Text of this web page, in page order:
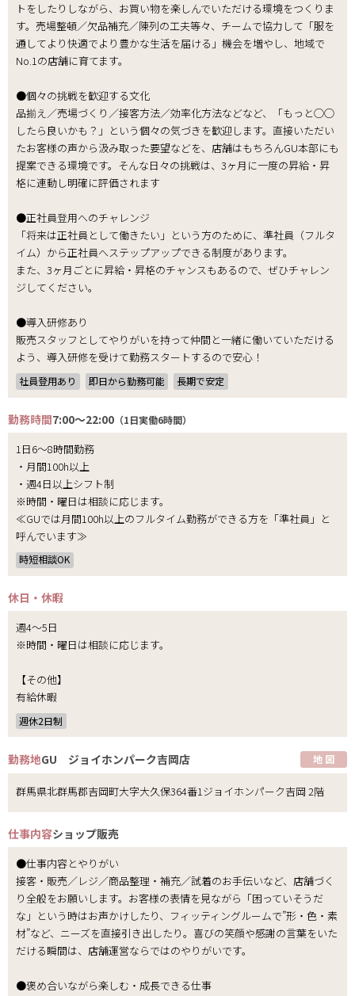
トをしたりしながら、お買い物を楽しんでいただける環境をつくりま
す。売場整頓／欠品補充／陳列の工夫等々、チームで協力して「服を
通してより快適でより豊かな生活を届ける」機会を増やし、地域で
No.1の店舗に育てます。
●個々の挑戦を歓迎する文化
品揃え／売場づくり／接客方法／効率化方法などなど、「もっと◯◯
したら良いかも？」という個々の気づきを歓迎します。直接いただい
たお客様の声から汲み取った要望などを、店舗はもちろんGU本部にも
提案できる環境です。そんな日々の挑戦は、3ヶ月に一度の昇給・昇
格に連動し明確に評価されます
●正社員登用へのチャレンジ
「将来は正社員として働きたい」という方のために、準社員（フルタ
イム）から正社員へステップアップできる制度があります。
また、3ヶ月ごとに昇給・昇格のチャンスもあるので、ぜひチャレン
ジしてください。
●導入研修あり
販売スタッフとしてやりがいを持って仲間と一緒に働いていただける
よう、導入研修を受けて勤務スタートするので安心！
社員登用あり 即日から勤務可能 長期で安定
勤務時間7:00～22:00 （1日実働6時間）
1日6～8時間勤務
・月間100h以上
・週4日以上シフト制
※時間・曜日は相談に応じます。
≪GUでは月間100h以上のフルタイム勤務ができる方を「準社員」と
呼んでいます≫
時短相談OK
休日・休暇
週4～5日
※時間・曜日は相談に応じます。
【その他】
有給休暇
週休2日制
勤務地GU ジョイホンパーク吉岡店 地 図
群馬県北群馬郡吉岡町大字大久保364番1ジョイホンパーク吉岡 2階
仕事内容ショップ販売
●仕事内容とやりがい
接客・販売／レジ／商品整理・補充／試着のお手伝いなど、店舗づく
り全般をお願いします。お客様の表情を見ながら「困っていそうだ
な」という時はお声かけしたり、フィッティングルームで”形・色・素
材”など、ニーズを直接引き出したり。喜びの笑顔や感謝の言葉をいた
だける瞬間は、店舗運営ならではのやりがいです。
●褒め合いながら楽しむ・成長できる仕事